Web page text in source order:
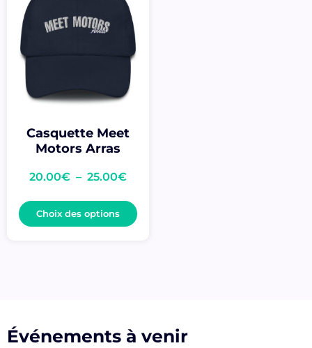
Casquette Meet
Motors Arras
20.00€ – 25.00€
Choix des options
Événements à venir